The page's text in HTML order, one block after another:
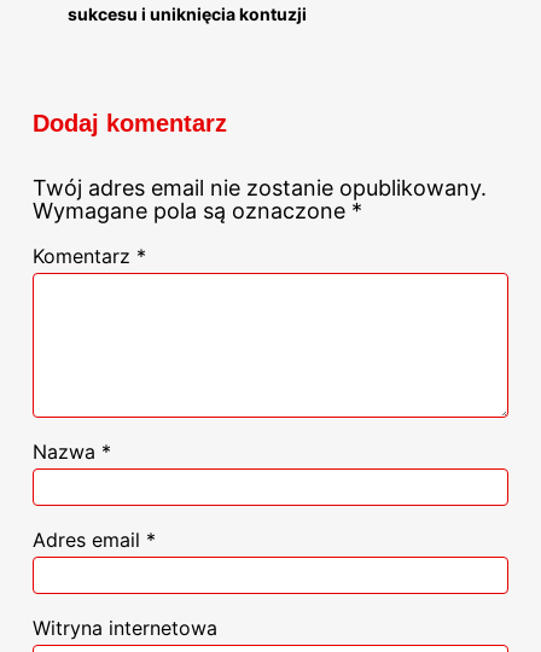
sukcesu i uniknięcia kontuzji
Dodaj komentarz
Twój adres email nie zostanie opublikowany.
Wymagane pola są oznaczone *
Komentarz *
Nazwa *
Adres email *
Witryna internetowa